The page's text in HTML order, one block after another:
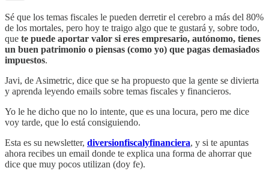
Sé que los temas fiscales le pueden derretir el cerebro a más del 80%
de los mortales, pero hoy te traigo algo que te gustará y, sobre todo,
que te puede aportar valor si eres empresario, autónomo, tienes
un buen patrimonio o piensas (como yo) que pagas demasiados
impuestos.
Javi, de Asimetric, dice que se ha propuesto que la gente se divierta
y aprenda leyendo emails sobre temas fiscales y financieros.
Yo le he dicho que no lo intente, que es una locura, pero me dice
voy tarde, que lo está consiguiendo.
Esta es su newsletter, diversionfiscalyfinanciera, y si te apuntas
ahora recibes un email donde te explica una forma de ahorrar que
dice que muy pocos utilizan (doy fe).